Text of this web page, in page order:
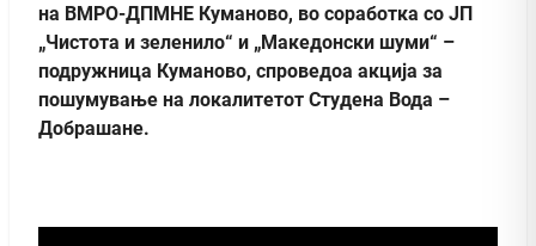
на ВМРО-ДПМНЕ Куманово, во соработка со ЈП
„Чистота и зеленило“ и „Македонски шуми“ –
подружница Куманово, спроведоа акција за
пошумување на локалитетот Студена Вода –
Добрашане.